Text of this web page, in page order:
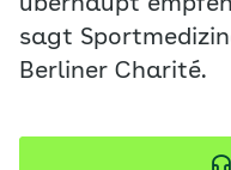
überhaupt
sagt
Berliner Charité.